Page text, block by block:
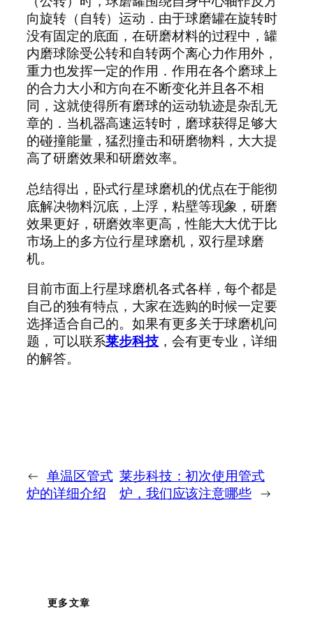
向旋转（自转）运动．由于球磨罐在旋转时
没有固定的底面，在研磨材料的过程中，罐
内磨球除受公转和自转两个离心力作用外，
重力也发挥一定的作用．作用在各个磨球上
的合力大小和方向在不断变化并且各不相
同，这就使得所有磨球的运动轨迹是杂乱无
章的．当机器高速运转时，磨球获得足够大
的碰撞能量，猛烈撞击和研磨物料，大大提
高了研磨效果和研磨效率。
总结得出，卧式行星球磨机的优点在于能彻
底解决物料沉底，上浮，粘壁等现象，研磨
效果更好，研磨效率更高，性能大大优于比
市场上的多方位行星球磨机，双行星球磨
机。
目前市面上行星球磨机各式各样，每个都是
自己的独有特点，大家在选购的时候一定要
选择适合自己的。如果有更多关于球磨机问
题，可以联系莱步科技，会有更专业，详细
的解答。
← 单温区管式
炉的详细介绍
莱步科技：初次使用管式
炉，我们应该注意哪些 →
更多文章